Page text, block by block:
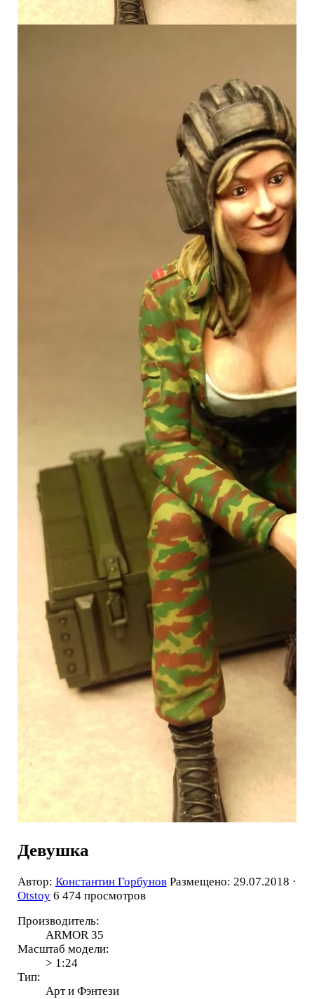
Девушка
Автор: Константин Горбунов Размещено: 29.07.2018 ·
Otstoy 6 474 просмотров
Производитель:
ARMOR 35
Масштаб модели:
> 1:24
Тип:
Арт и Фэнтези